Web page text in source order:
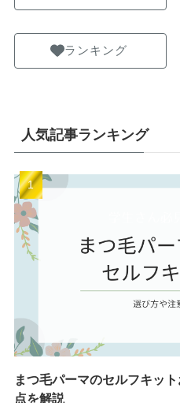
ランキング
人気記事ランキング
まつ毛パーマのセルフキッ
点を解説